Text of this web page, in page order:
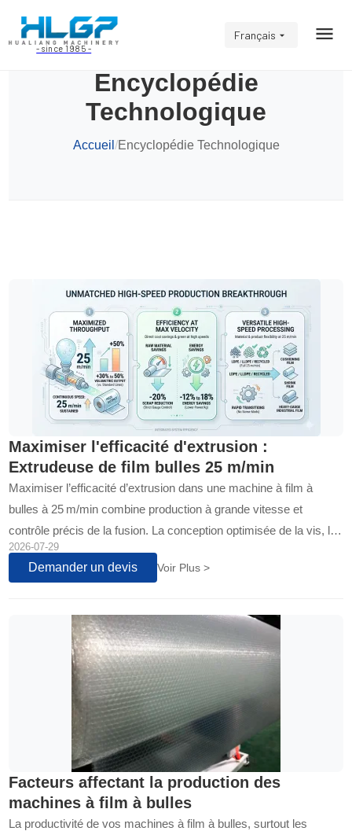
- since 1985 -
Français
Encyclopédie
Technologique
Accueil /Encyclopédie Technologique
Maximiser l'efficacité d'extrusion :
Extrudeuse de film bulles 25 m/min
Maximiser l’efficacité d’extrusion dans une machine à film à
bulles à 25 m/min combine production à grande vitesse et
contrôle précis de la fusion. La conception optimisée de la vis, la
gestion stable de la température et la technologie avancée des
filières réduisent les variations d’épaisseur et le gaspillage de
haute qualité.
2026-07-29
Demander un devis Voir Plus >
Facteurs affectant la production des
machines à film à bulles
La productivité de vos machines à film à bulles, surtout les